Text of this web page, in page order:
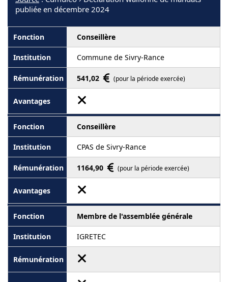
publiée en décembre 2024
Conseillère
Commune de Sivry-Rance
541,02 (pour la période exercée)
Conseillère
CPAS de Sivry-Rance
1164,90 (pour la période exercée)
Membre de l'assemblée générale
IGRETEC